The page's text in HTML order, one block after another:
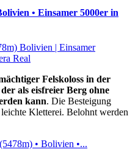
• Einsamer 5000er in
Felskoloss in der
als eisfreier Berg ohne
kann. Die Besteigung
Kletterei. Belohnt werden
• Bolivien •...